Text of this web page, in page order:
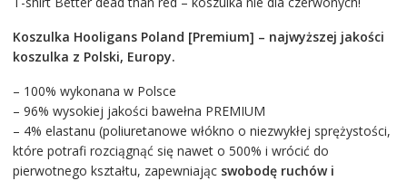
Koszulka Hooligans Poland [Premium] – najwyższej jakości
koszulka z Polski, Europy.
– 100% wykonana w Polsce
– 96% wysokiej jakości bawełna PREMIUM
– 4% elastanu (poliuretanowe włókno o niezwykłej sprężystości,
które potrafi rozciągnąć się nawet o 500% i wrócić do
pierwotnego kształtu, zapewniając swobodę ruchów i